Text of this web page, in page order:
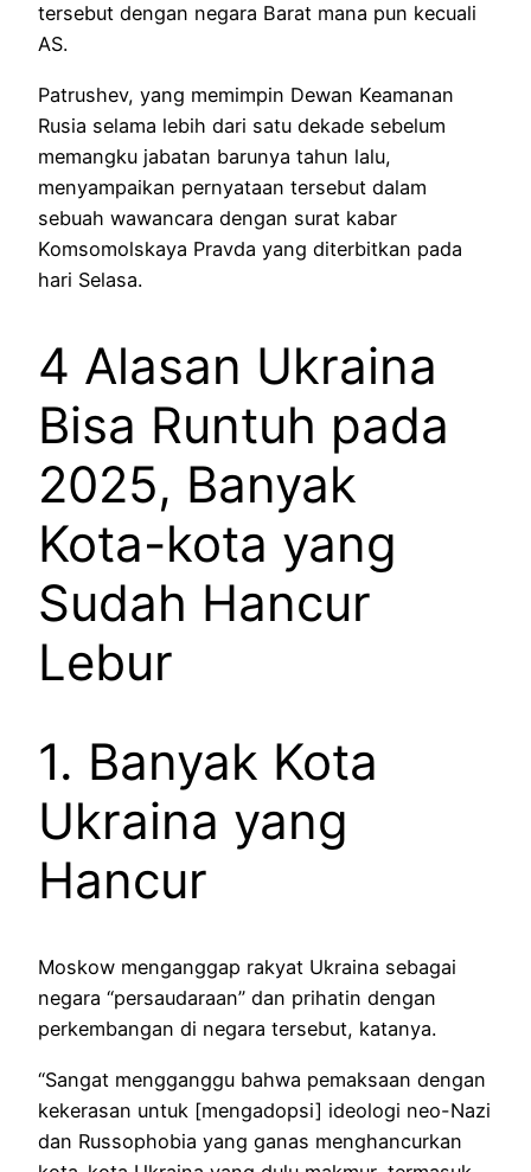
tersebut dengan negara Barat mana pun kecuali
AS.
Patrushev, yang memimpin Dewan Keamanan
Rusia selama lebih dari satu dekade sebelum
memangku jabatan barunya tahun lalu,
menyampaikan pernyataan tersebut dalam
sebuah wawancara dengan surat kabar
Komsomolskaya Pravda yang diterbitkan pada
hari Selasa.
4 Alasan Ukraina
Bisa Runtuh pada
2025, Banyak
Kota-kota yang
Sudah Hancur
Lebur
1. Banyak Kota
Ukraina yang
Hancur
Moskow menganggap rakyat Ukraina sebagai
negara “persaudaraan” dan prihatin dengan
perkembangan di negara tersebut, katanya.
“Sangat mengganggu bahwa pemaksaan dengan
kekerasan untuk [mengadopsi] ideologi neo-Nazi
dan Russophobia yang ganas menghancurkan